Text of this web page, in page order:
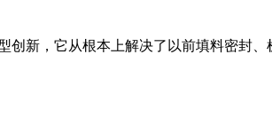
创新，它从根本上解决了以前填料密封